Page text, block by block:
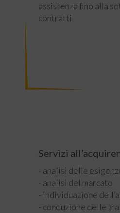
assistenza fino alla
contratti
Servizi
- analisi delle
- analisi del marcato
- individuazione
- conduzione delle